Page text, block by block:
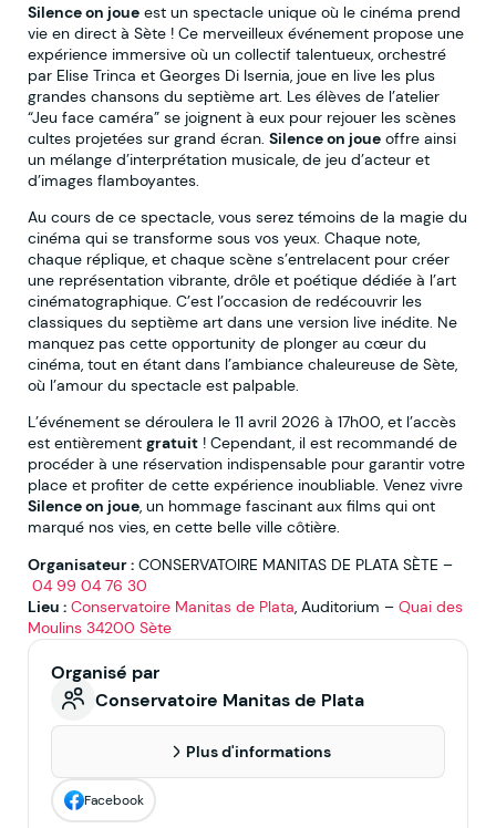
Silence on joue est un spectacle unique où le cinéma prend
vie en direct à Sète ! Ce merveilleux événement propose une
expérience immersive où un collectif talentueux, orchestré
par Elise Trinca et Georges Di Isernia, joue en live les plus
grandes chansons du septième art. Les élèves de l’atelier
“Jeu face caméra” se joignent à eux pour rejouer les scènes
cultes projetées sur grand écran. Silence on joue offre ainsi
un mélange d’interprétation musicale, de jeu d’acteur et
d’images flamboyantes.
Au cours de ce spectacle, vous serez témoins de la magie du
cinéma qui se transforme sous vos yeux. Chaque note,
chaque réplique, et chaque scène s’entrelacent pour créer
une représentation vibrante, drôle et poétique dédiée à l’art
cinématographique. C’est l’occasion de redécouvrir les
classiques du septième art dans une version live inédite. Ne
manquez pas cette opportunity de plonger au cœur du
cinéma, tout en étant dans l’ambiance chaleureuse de Sète,
où l’amour du spectacle est palpable.
L’événement se déroulera le 11 avril 2026 à 17h00, et l’accès
est entièrement gratuit ! Cependant, il est recommandé de
procéder à une réservation indispensable pour garantir votre
place et profiter de cette expérience inoubliable. Venez vivre
Silence on joue, un hommage fascinant aux films qui ont
marqué nos vies, en cette belle ville côtière.
Organisateur : CONSERVATOIRE MANITAS DE PLATA SÈTE –
04 99 04 76 30
Lieu : Conservatoire Manitas de Plata, Auditorium – Quai des
Moulins 34200 Sète
Organisé par
Conservatoire Manitas de Plata
Plus d'informations
Facebook